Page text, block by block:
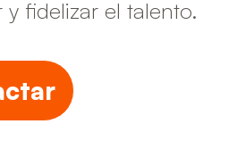
y fidelizar el talento.